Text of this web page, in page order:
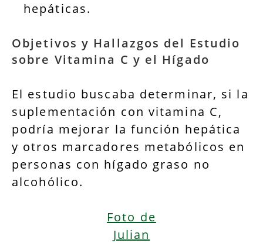
hepáticas.
Objetivos y Hallazgos del Estudio
sobre Vitamina C y el Hígado
El estudio buscaba determinar, si la
suplementación con vitamina C,
podría mejorar la función hepática
y otros marcadores metabólicos en
personas con hígado graso no
alcohólico.
Foto de
Julian